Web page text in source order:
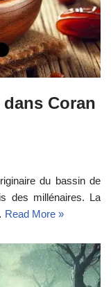
Coran
du bassin de
des millénaires. La
Read More »